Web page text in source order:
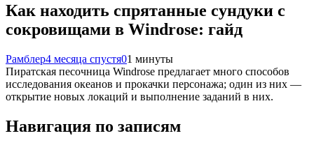
Как находить спрятанные сундуки с
сокровищами в Windrose: гайд
Рамблер4 месяца спустя01 минуты
Пиратская песочница Windrose предлагает много способов
исследования океанов и прокачки персонажа; один из них —
открытие новых локаций и выполнение заданий в них.
Навигация по записям